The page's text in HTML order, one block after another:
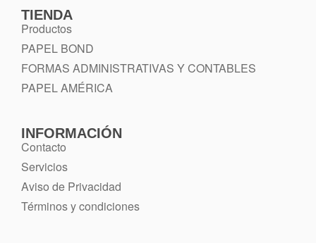
TIENDA
Productos
PAPEL BOND
FORMAS ADMINISTRATIVAS Y CONTABLES
PAPEL AMÉRICA
INFORMACIÓN
Contacto
Servicios
Aviso de Privacidad
Términos y condiciones